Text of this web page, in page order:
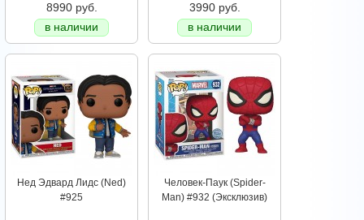
8990 руб.
в наличии
3990 руб.
в наличии
Нед Эдвард Лидс (Ned)
#925
Человек-Паук (Spider-
Man) #932 (Эксклюзив)